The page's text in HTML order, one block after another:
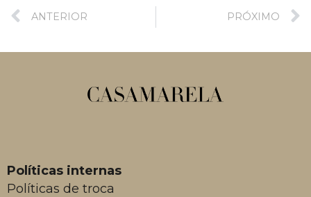
ANTERIOR PRÓXIMO
Políticas internas
Políticas de troca